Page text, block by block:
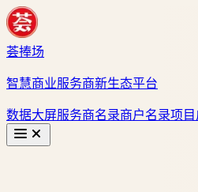
荟捧场
智慧商业服务商新生态平台
数据大屏服务商名录商户名录项目